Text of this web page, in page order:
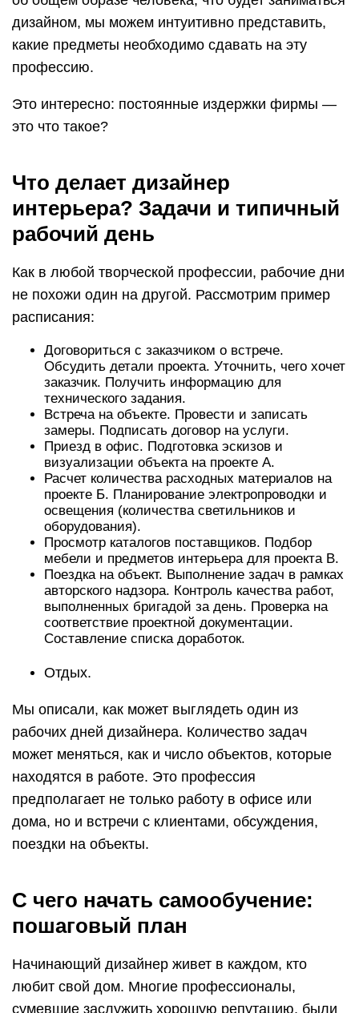
дизайном, мы можем интуитивно представить,
какие предметы необходимо сдавать на эту
профессию.
Это интересно: постоянные издержки фирмы —
это что такое?
Что делает дизайнер
интерьера? Задачи и типичный
рабочий день
Как в любой творческой профессии, рабочие дни
не похожи один на другой. Рассмотрим пример
расписания:
Договориться с заказчиком о встрече.
Обсудить детали проекта. Уточнить, чего хочет
заказчик. Получить информацию для
технического задания.
Встреча на объекте. Провести и записать
замеры. Подписать договор на услуги.
Приезд в офис. Подготовка эскизов и
визуализации объекта на проекте А.
Расчет количества расходных материалов на
проекте Б. Планирование электропроводки и
освещения (количества светильников и
оборудования).
Просмотр каталогов поставщиков. Подбор
мебели и предметов интерьера для проекта В.
Поездка на объект. Выполнение задач в рамках
авторского надзора. Контроль качества работ,
выполненных бригадой за день. Проверка на
соответствие проектной документации.
Составление списка доработок.
Отдых.
Мы описали, как может выглядеть один из
рабочих дней дизайнера. Количество задач
может меняться, как и число объектов, которые
находятся в работе. Это профессия
предполагает не только работу в офисе или
дома, но и встречи с клиентами, обсуждения,
поездки на объекты.
С чего начать самообучение:
пошаговый план
Начинающий дизайнер живет в каждом, кто
любит свой дом. Многие профессионалы,
сумевшие заслужить хорошую репутацию, были